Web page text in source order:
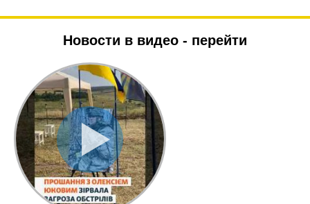
Новости в видео - перейти